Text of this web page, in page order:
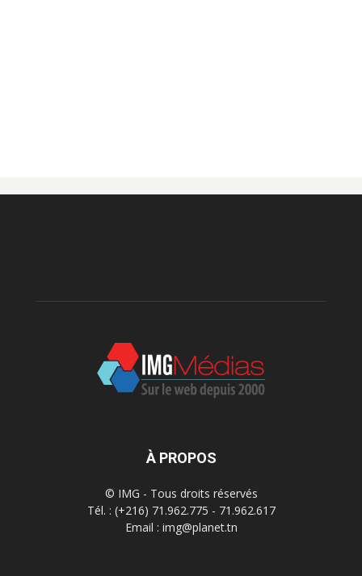
À PROPOS
© IMG - Tous droits réservés
Tél. : (+216) 71.962.775 - 71.962.617
Email : img@planet.tn